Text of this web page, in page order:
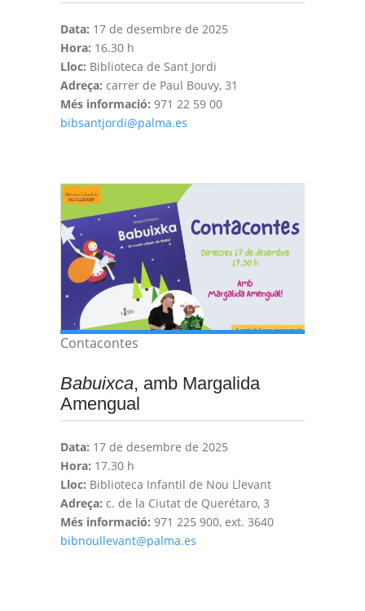
Data: 17 de desembre de 2025
Hora: 16.30 h
Lloc: Biblioteca de Sant Jordi
Adreça: carrer de Paul Bouvy, 31
Més informació: 971 22 59 00
bibsantjordi@palma.es
Contacontes
Babuixca, amb Margalida
Amengual
Data: 17 de desembre de 2025
Hora: 17.30 h
Lloc: Biblioteca Infantil de Nou Llevant
Adreça: c. de la Ciutat de Querétaro, 3
Més informació: 971 225 900, ext. 3640
bibnoullevant@palma.es